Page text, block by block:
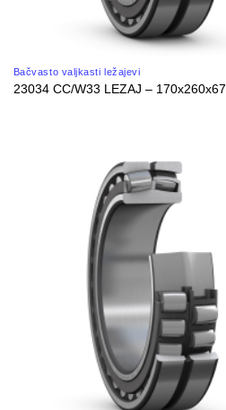
Bačvasto valjkasti ležajevi
23034 CC/W33 LEZAJ – 170x260x67